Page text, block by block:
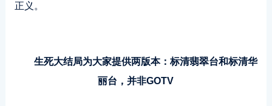
正义。
生死大结局为大家提供两版本：标清翡翠台和标清华
丽台，并非GOTV